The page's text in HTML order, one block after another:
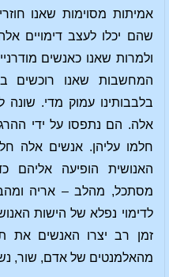
אמיתות מסוימות שאנו
שהם יכלו לעצב דימויים
ולמרות שאנו כאנשים
המחשבות שאנו רוכשים
בלבבותינו עמוק מדי. שונה
אלה. הם נתפסו על ידי
חלמו עליהן. אנשים אלה
האנושית הופיעה אליהם
מסתכל, מהלב – אריה
לדימוי נפלא של הישות
זמן רב יצרו האנשים את
מהאלמנטים של אדם, שור,